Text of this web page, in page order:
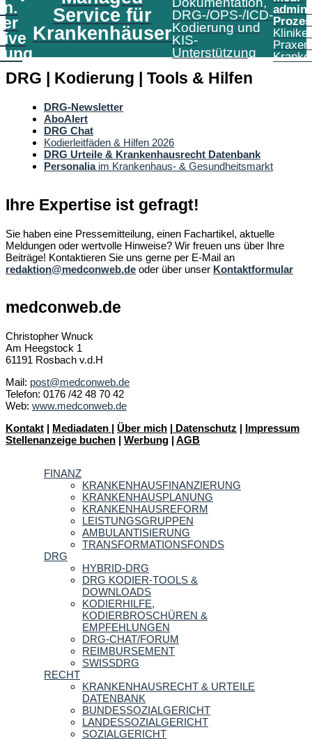
Service für
Krankenhäuser
DRG-/OPS-/ICD-
Kodierung und
KIS-
Unterstützung
DRG | Kodierung | Tools & Hilfen
DRG-Newsletter
AboAlert
DRG Chat
Kodierleitfäden & Hilfen 2026
DRG Urteile & Krankenhausrecht Datenbank
Personaliaim Krankenhaus- & Gesundheitsmarkt
Ihre Expertise ist gefragt!
Sie haben eine Pressemitteilung, einen Fachartikel, aktuelle
Meldungen oder wertvolle Hinweise? Wir freuen uns über Ihre
Beiträge! Kontaktieren Sie uns gerne per E-Mail an
redaktion@medconweb.de oder über unser Kontaktformular
medconweb.de
Christopher Wnuck
Am Heegstock 1
61191 Rosbach v.d.H
Mail: post@medconweb.de
Telefon: 0176 /42 48 70 42
Web: www.medconweb.de
Kontakt | Mediadaten | Über mich | Datenschutz | Impressum
Stellenanzeige buchen | Werbung | AGB
FINANZ
KRANKENHAUSFINANZIERUNG
KRANKENHAUSPLANUNG
KRANKENHAUSREFORM
LEISTUNGSGRUPPEN
AMBULANTISIERUNG
TRANSFORMATIONSFONDS
DRG
HYBRID-DRG
DRG KODIER-TOOLS &
DOWNLOADS
KODIERHILFE,
KODIERBROSCHÜREN &
EMPFEHLUNGEN
DRG-CHAT/FORUM
REIMBURSEMENT
SWISSDRG
RECHT
KRANKENHAUSRECHT & URTEILE
DATENBANK
BUNDESSOZIALGERICHT
LANDESSOZIALGERICHT
SOZIALGERICHT